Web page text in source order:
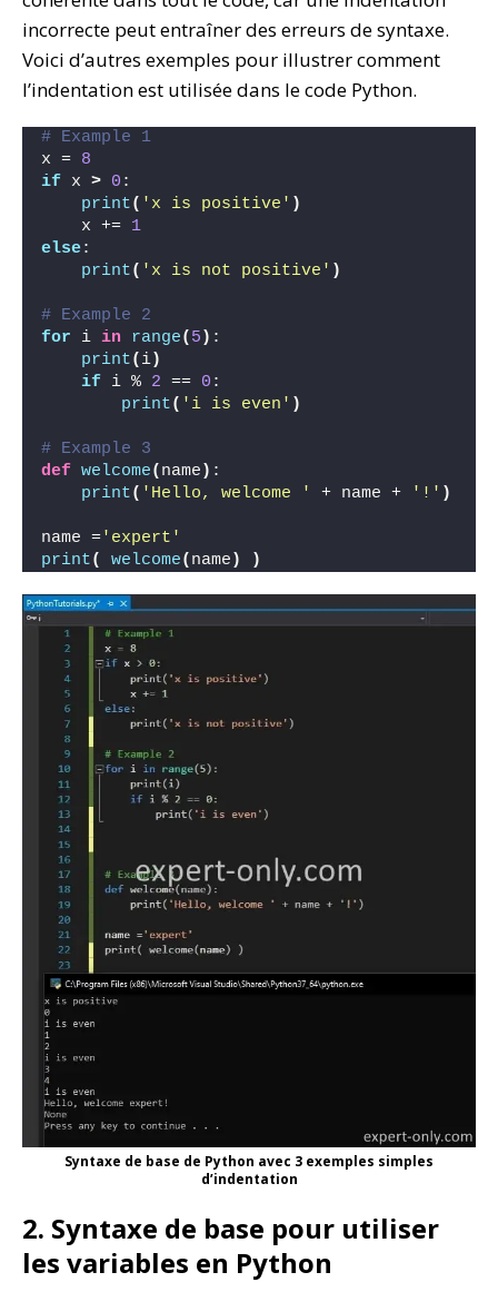
incorrecte peut entraîner des erreurs de syntaxe.
Voici d’autres exemples pour illustrer comment
l’indentation est utilisée dans le code Python.
# Example 1
x = 8
if x > 0 :
print( 'x is positive' )
    x +=
1
else:
print( 'x is not positive' )
# Example 2
for i in range( 5 ) :
print( i)
if i % 2 == 0 :
print( 'i is even' )
# Example 3
def welcome( name ) :
print( 'Hello, welcome ' + name + '!' )
name ='expert'
print( welcome( name ) )
Syntaxe de base de Python avec 3 exemples simples
d’indentation
2. Syntaxe de base pour utiliser
les variables en Python